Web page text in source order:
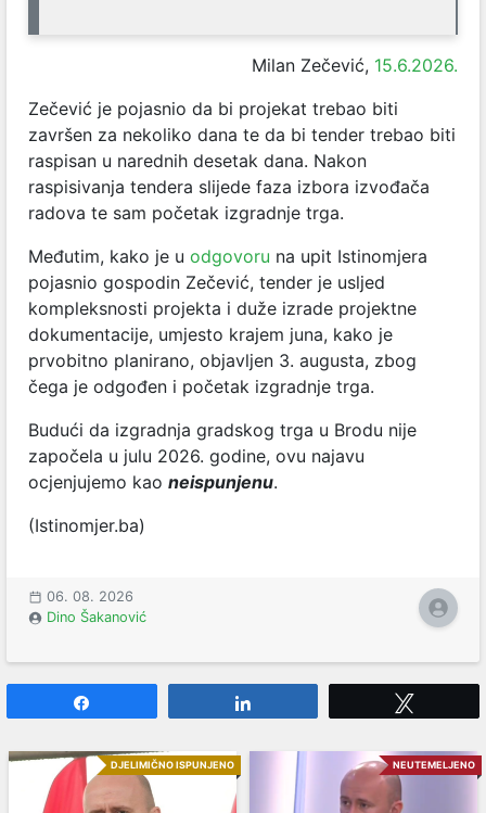
Milan Zečević, 15.6.2026.
Zečević je pojasnio da bi projekat trebao biti
završen za nekoliko dana te da bi tender trebao biti
raspisan u narednih desetak dana. Nakon
raspisivanja tendera slijede faza izbora izvođača
radova te sam početak izgradnje trga.
Međutim, kako je u odgovoru na upit Istinomjera
pojasnio gospodin Zečević, tender je usljed
kompleksnosti projekta i duže izrade projektne
dokumentacije, umjesto krajem juna, kako je
prvobitno planirano, objavljen 3. augusta, zbog
čega je odgođen i početak izgradnje trga.
Budući da izgradnja gradskog trga u Brodu nije
započela u julu 2026. godine, ovu najavu
ocjenjujemo kao neispunjenu.
(Istinomjer.ba)
06. 08. 2026
Dino Šakanović
DJELIMIČNO ISPUNJENO NEUTEMELJENO